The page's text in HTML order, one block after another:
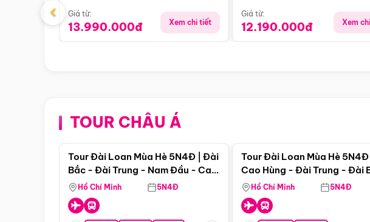
Giá từ:
13.990.000đ Xem chi tiết
Giá từ:
12.190.000đ Xem
‹
TOUR CHÂU ÁĐiểm nổi bật
Tour Đài Loan Mùa Hè 5N4Đ | Đài
Bắc - Đài Trung - Nam Đầu - Cao
Hùng ( Bay Vn)
Hồ Chí Minh 5N4Đ
Tour Đài Loan Mùa Hè 5N4Đ |
Cao Hùng - Đài Trung - Đài
(Bay Vj)
Hồ Chí Minh 5N4Đ